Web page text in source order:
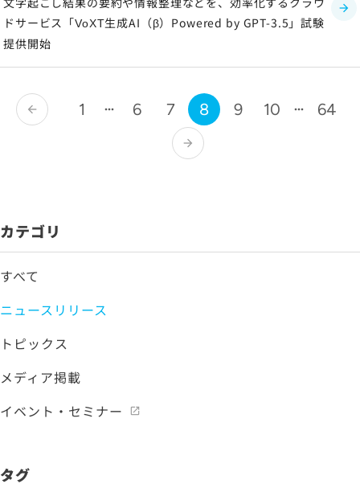
ドサービス「VoXT生成AI（β）Powered by GPT-3.5」試験
提供開始
arrow_back 1 6 7 8 9 10 64
arrow_forward
カテゴリ
すべて
ニュースリリース
トピックス
メディア掲載
イベント・セミナー
タグ